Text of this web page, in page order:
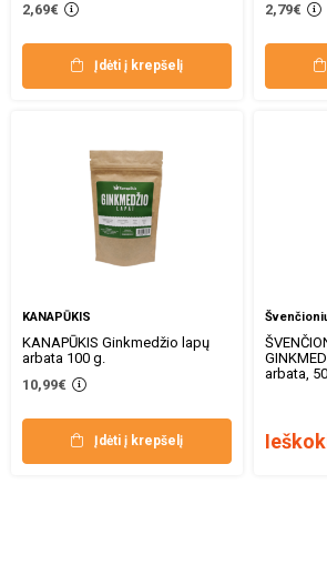
2,69€
Įdėti į krepšelį
2,79€
KANAPŪKIS
KANAPŪKIS Ginkmedžio lapų
arbata 100 g.
10,99€
Įdėti į krepšelį
arbata,